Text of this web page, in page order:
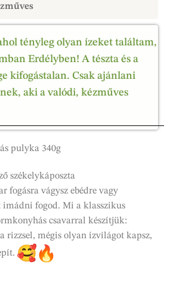
tényleg olyan ízeket találtam,
Erdélyben! A tészta és a
kifogástalan. Csak ajánlani
aki a valódi, kézműves
pulyka 340g
székelykáposzta
fogásra vágysz ebédre vagy
imádni fogod. Mi a klasszikus
csavarral készítjük:
rizzsel, mégis olyan ízvilágot kapsz,